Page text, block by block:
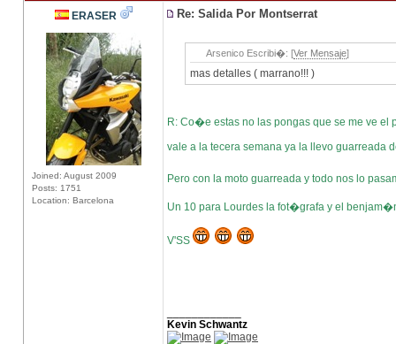
ERASER
Joined: August 2009
Posts: 1751
Location: Barcelona
Re: Salida Por Montserrat
Arsenico Escribi�: [Ver Mensaje]
mas detalles ( marrano!!! )
R: Co�e estas no las pongas que se me ve
vale a la tecera semana ya la llevo guarreada
Pero con la moto guarreada y todo nos lo
Un 10 para Lourdes la fot�grafa y el
V'SS
Kevin Schwantz